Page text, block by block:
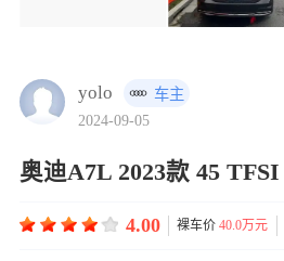
yolo
车主
2024-09-05
4.00 裸车价40.0万元